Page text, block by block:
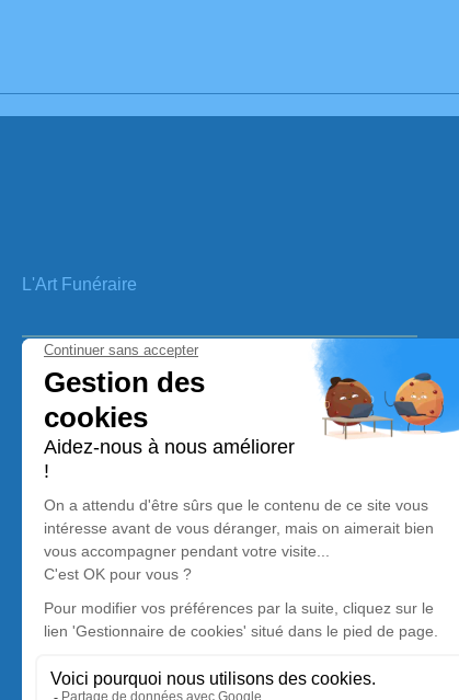
L'Art Funéraire
Voir notre cartr de visite (Click Me)